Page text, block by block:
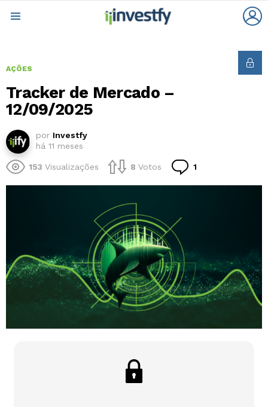
AÇÕES
Tracker de Mercado –
12/09/2025
por Investfy
há 11 meses
153 Visualizações 8 Votos 1